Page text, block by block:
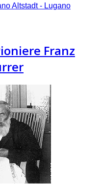
Altstadt - Lugano
Franz